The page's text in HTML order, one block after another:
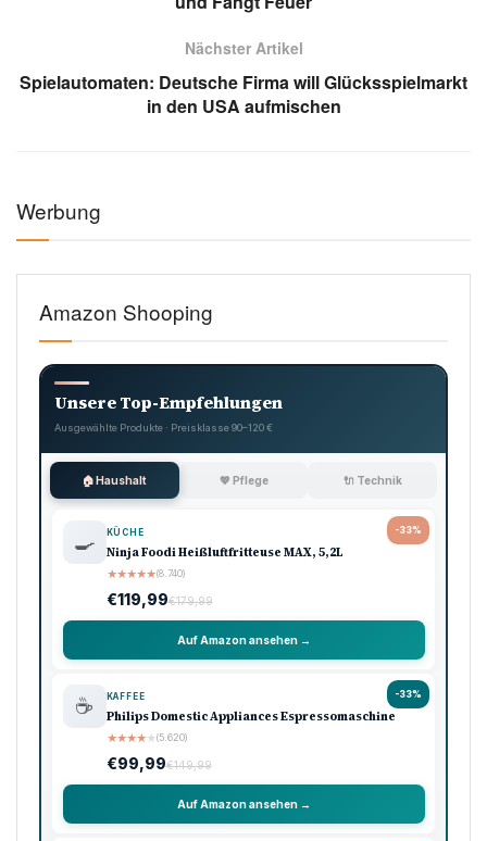
Nächster Artikel
Spielautomaten: Deutsche Firma will Glücksspielmarkt
in den USA aufmischen
Werbung
Amazon Shooping
Unsere Top-Empfehlungen
Ausgewählte Produkte · Preisklasse 90–120 €
🏠 Haushalt 💖 Pflege 🔌 Technik
-33%
🍳 KÜCHE
Ninja Foodi Heißluftfritteuse MAX, 5,2L
★★★★★(8.740)
€119,99€179,99
Auf Amazon ansehen →
-33%
☕ KAFFEE
Philips Domestic Appliances Espressomaschine
★★★★★(5.620)
€99,99€149,99
Auf Amazon ansehen →